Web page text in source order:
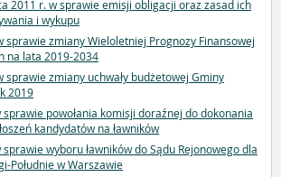
2011 r. w sprawie emisji obligacji oraz zasad ich
i wykupu
sprawie zmiany Wieloletniej Prognozy Finansowej
na lata 2019-2034
sprawie zmiany uchwały budżetowej Gminy
2019
sprawie powołania komisji doraźnej do dokonania
kandydatów na ławników
wyboru ławników do Sądu Rejonowego dla
Południe w Warszawie